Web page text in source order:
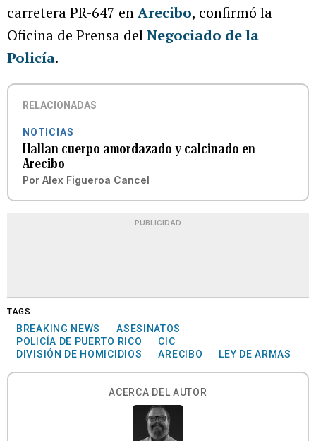
carretera PR-647 enArecibo, confirmó la
Oficina de Prensa delNegociado de la
Policía.
RELACIONADAS
NOTICIAS
Hallan cuerpo amordazado y calcinado en
Arecibo
Por Alex Figueroa Cancel
PUBLICIDAD
TAGS
BREAKING NEWS
ASESINATOS
POLICÍA DE PUERTO RICO
CIC
DIVISIÓN DE HOMICIDIOS
ARECIBO LEY DE ARMAS
ACERCA DEL AUTOR